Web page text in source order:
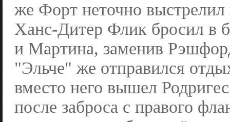
же Форт неточно выстрелил
Ханс-Дитер Флик бросил в
и Мартина, заменив
"Эльче" же отправился
вместо него вышел
после заброса с правого